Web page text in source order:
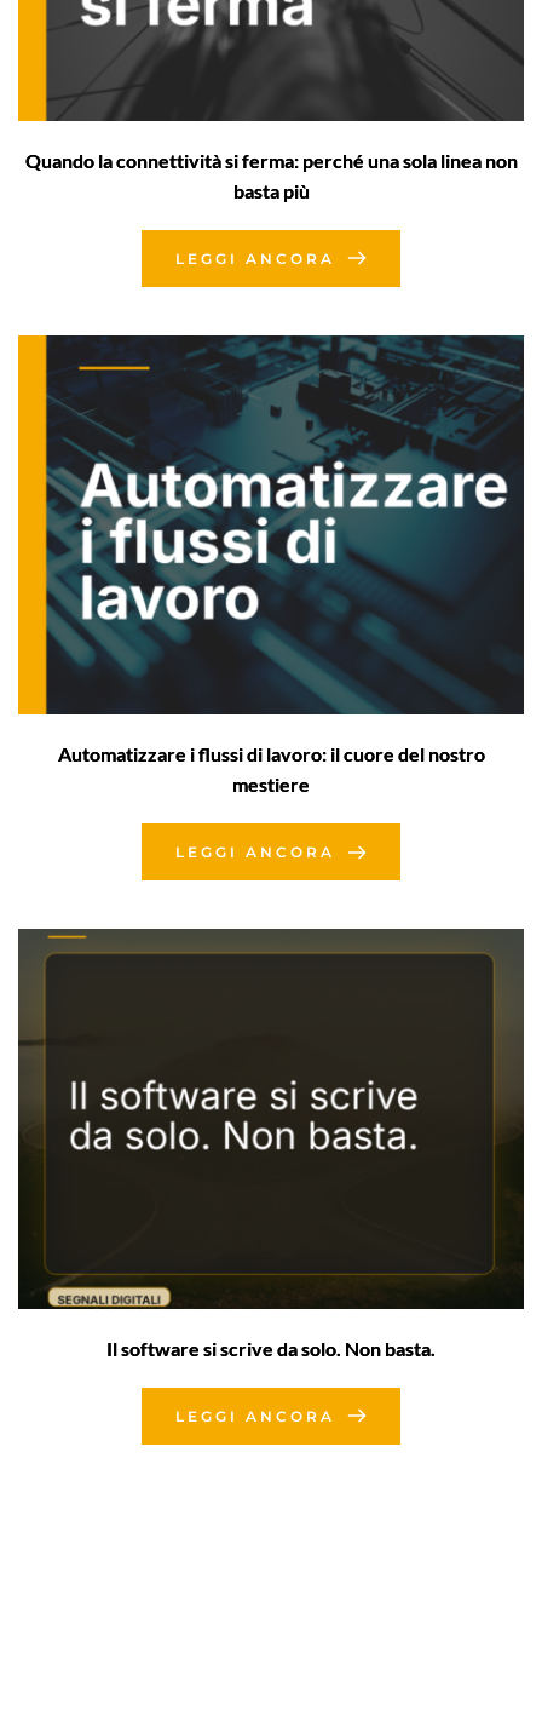
Quando la connettività si ferma: perché una sola linea non
basta più
LEGGI ANCORA
Automatizzare i flussi di lavoro: il cuore del nostro
mestiere
LEGGI ANCORA
Il software si scrive da solo. Non basta.
LEGGI ANCORA